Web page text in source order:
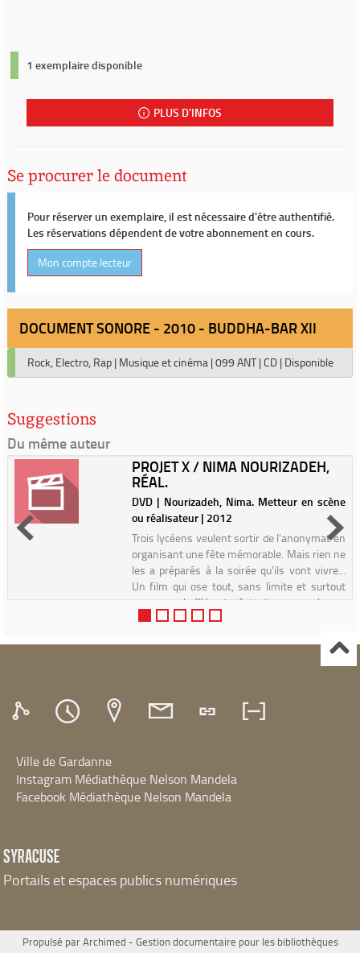
1 exemplaire disponible
PLUS D'INFOS
Se procurer le document
Pour réserver un exemplaire, il est nécessaire d'être authentifié.
Les réservations dépendent de votre abonnement en cours.
Mon compte lecteur
DOCUMENT SONORE - 2010 - BUDDHA-BAR XII
Rock, Electro, Rap | Musique et cinéma | 099 ANT | CD | Disponible
Suggestions
Du même auteur
PROJET X / NIMA NOURIZADEH,
RÉAL.
DVD | Nourizadeh, Nima. Metteur en scène
ou réalisateur | 2012
Trois lycéens veulent sortir de l'anonymat en
organisant une fête mémorable. Mais rien ne
les a préparés à la soirée qu'ils vont vivre...
Un film qui ose tout, sans limite et surtout
sans morale !"Une teuf de dingue, ça n'a pas
de...
Ville de Gardanne
Instagram Médiathèque Nelson Mandela
Facebook Médiathèque Nelson Mandela
SYRACUSE
Portails et espaces publics numériques
Propulsé parArchimed - Gestion documentaire pour les bibliothèques